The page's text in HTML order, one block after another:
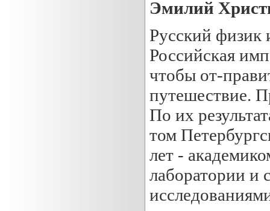
Эмилий
Русский физик
Российская
чтобы от-
путешествие.
По их
том
лет -
лаборатории и